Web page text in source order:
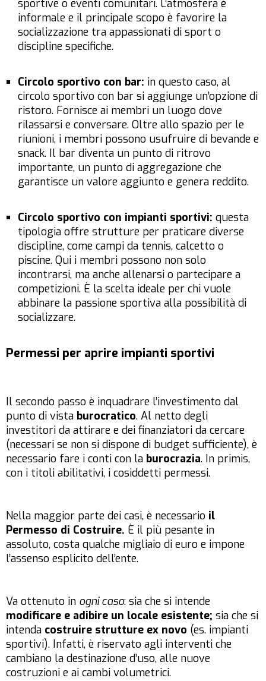
sportive o eventi comunitari. L’atmosfera è
informale e il principale scopo è favorire la
socializzazione tra appassionati di sport o
discipline specifiche.
Circolo sportivo con bar: in questo caso, al
circolo sportivo con bar si aggiunge un’opzione di
ristoro. Fornisce ai membri un luogo dove
rilassarsi e conversare. Oltre allo spazio per le
riunioni, i membri possono usufruire di bevande e
snack. Il bar diventa un punto di ritrovo
importante, un punto di aggregazione che
garantisce un valore aggiunto e genera reddito.
Circolo sportivo con impianti sportivi: questa
tipologia offre strutture per praticare diverse
discipline, come campi da tennis, calcetto o
piscine. Qui i membri possono non solo
incontrarsi, ma anche allenarsi o partecipare a
competizioni. È la scelta ideale per chi vuole
abbinare la passione sportiva alla possibilità di
socializzare.
Permessi per aprire impianti sportivi
Il secondo passo è inquadrare l’investimento dal
punto di vista burocratico. Al netto degli
investitori da attirare e dei finanziatori da cercare
(necessari se non si dispone di budget sufficiente), è
necessario fare i conti con la burocrazia. In primis,
con i titoli abilitativi, i cosiddetti permessi.
Nella maggior parte dei casi, è necessario il
Permesso di Costruire. È il più pesante in
assoluto, costa qualche migliaio di euro e impone
l’assenso esplicito dell’ente.
Va ottenuto in ogni caso: sia che si intende
modificare e adibire un locale esistente; sia che si
intenda costruire strutture ex novo (es. impianti
sportivi). Infatti, è riservato agli interventi che
cambiano la destinazione d’uso, alle nuove
costruzioni e ai cambi volumetrici.